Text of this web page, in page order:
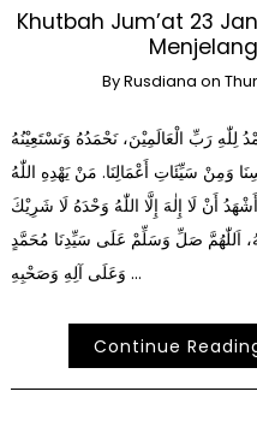
Khutbah Jum’at 23
ByRusdiana on
لِلّٰهِ رَبِّ الْعَالَمِيْنَ، نَحْمَدُهُ وَنَسْتَعِيْنُهُ
وَمِنْ سَيِّئَاتِ أَعْمَالِنَا. مَنْ يَهْدِهِ اللّٰهُ
أَنْ لَا إِلٰهَ إِلَّا اللّٰهُ وَحْدَهُ لَا شَرِيْكَ
اَللّٰهُمَّ صَلِّ وَسَلِّمْ عَلَى سَيِّدِنَا مُحَمَّدٍ
وَعَلَى آلِهِ وَصَحْبِهِ …
Continue